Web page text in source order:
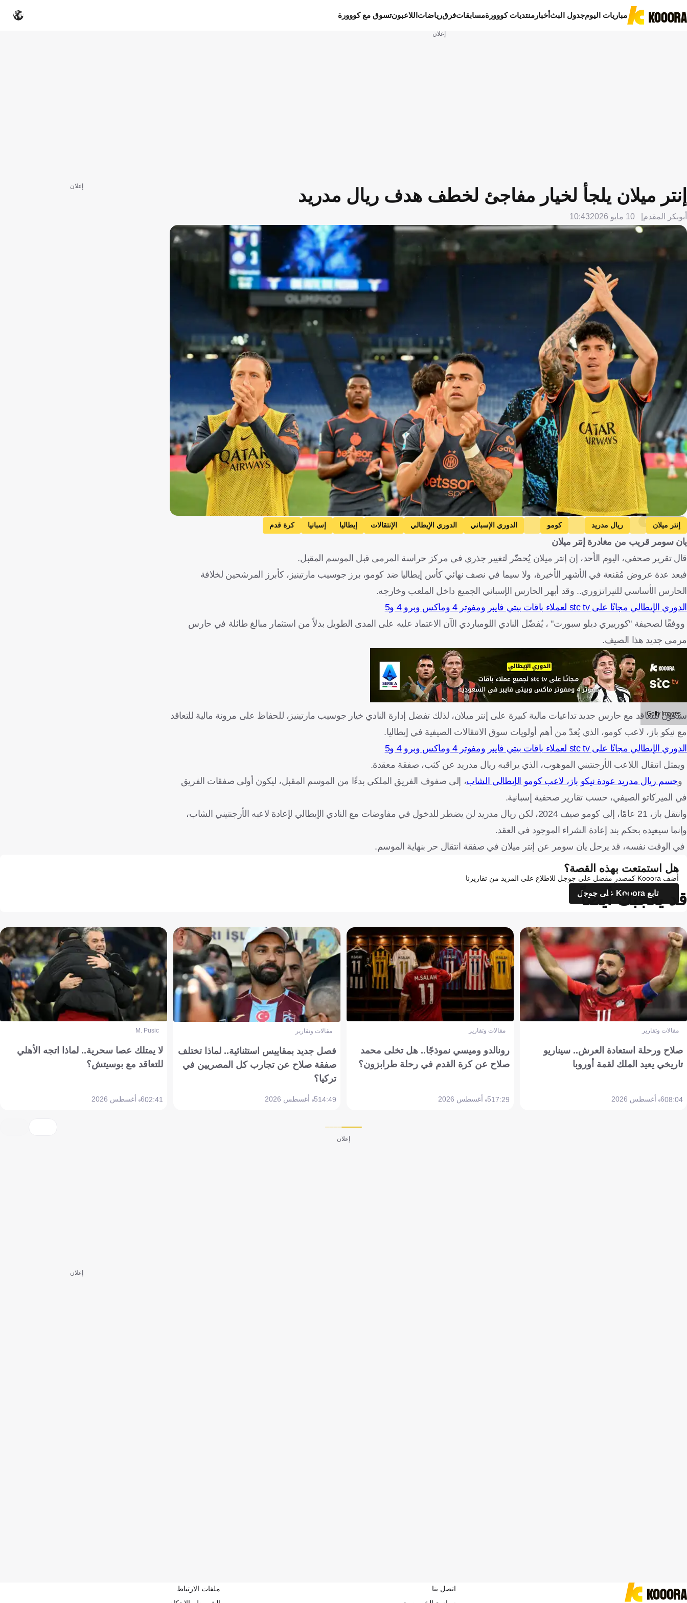
مباريات اليومجدول البثأخبار منتديات كووورةمسابقاتفرقرياضات اللاعبونتسوق مع كووورة
إعلان
إنتر ميلان يلجأ لخيار مفاجئ لخطف هدف ريال مدريد
أبوبكر المقدم 10 مايو 2026 10:43
Getty Images
إنتر ميلان ريال مدريد كومو الدوري الإسباني الدوري الإيطالي الإنتقالات إيطاليا إسبانيا كرة قدم
يان سومر قريب من مغادرة إنتر ميلان
قال تقرير صحفي، اليوم الأحد، إن إنتر ميلان يُحضّر لتغيير جذري في مركز حراسة المرمى قبل الموسم المقبل.
فبعد عدة عروض مُقنعة في الأشهر الأخيرة، ولا سيما في نصف نهائي كأس إيطاليا ضد كومو، برز جوسيب مارتينيز، كأبرز المرشحين لخلافة
الحارس الأساسي للنيراتزوري.. وقد أبهر الحارس الإسباني الجميع داخل الملعب وخارجه.
الدوري الإيطالي مجانًا على stc tv لعملاء باقات بيتي فايبر ومفوتر 4 وماكس وبرو 4 و5
ووفقًا لصحيفة "كورييري ديلو سبورت" ، يُفضّل النادي اللومباردي الآن الاعتماد عليه على المدى الطويل بدلاً من استثمار مبالغ طائلة في حارس
مرمى جديد هذا الصيف.
Getty Images
سيكون للتعاقد مع حارس جديد تداعيات مالية كبيرة على إنتر ميلان، لذلك تفضل إدارة النادي خيار جوسيب مارتينيز، للحفاظ على مرونة مالية للتعاقد
مع نيكو باز، لاعب كومو، الذي يُعدّ من أهم أولويات سوق الانتقالات الصيفية في إيطاليا.
الدوري الإيطالي مجانًا على stc tv لعملاء باقات بيتي فايبر ومفوتر 4 وماكس وبرو 4 و5
ويمثل انتقال اللاعب الأرجنتيني الموهوب، الذي يراقبه ريال مدريد عن كثب، صفقة معقدة.
وحسم ريال مدريد عودة نيكو باز، لاعب كومو الإيطالي الشاب، إلى صفوف الفريق الملكي بدءًا من الموسم المقبل، ليكون أولى صفقات الفريق
في الميركاتو الصيفي، حسب تقارير صحفية إسبانية.
وانتقل باز، 21 عامًا، إلى كومو صيف 2024، لكن ريال مدريد لن يضطر للدخول في مفاوضات مع النادي الإيطالي لإعادة لاعبه الأرجنتيني الشاب،
وإنما سيعيده بحكم بند إعادة الشراء الموجود في العقد.
في الوقت نفسه، قد يرحل يان سومر عن إنتر ميلان في صفقة انتقال حر بنهاية الموسم.
إعلان
هل استمتعت بهذه القصة؟
أضف Kooora كمصدر مفضل على جوجل للاطلاع على المزيد من تقاريرنا
تابع Kooora على جوجل
قد يعجبك أيضاً
مقالات وتقارير
صلاح ورحلة استعادة العرش.. سيناريو
تاريخي يعيد الملك لقمة أوروبا
08:046 أغسطس 2026
مقالات وتقارير
رونالدو وميسي نموذجًا.. هل تخلى محمد
صلاح عن كرة القدم في رحلة طرابزون؟
17:295 أغسطس 2026
مقالات وتقارير
فصل جديد بمقاييس استثنائية.. لماذا تختلف
صفقة صلاح عن تجارب كل المصريين في
تركيا؟
14:495 أغسطس 2026
M. Pusic
لا يمتلك عصا سحرية.. لماذا اتجه الأهلي
للتعاقد مع بوسيتش؟
02:416 أغسطس 2026
إعلان
إعلان
اتصل بنا
ملفات الارتباط